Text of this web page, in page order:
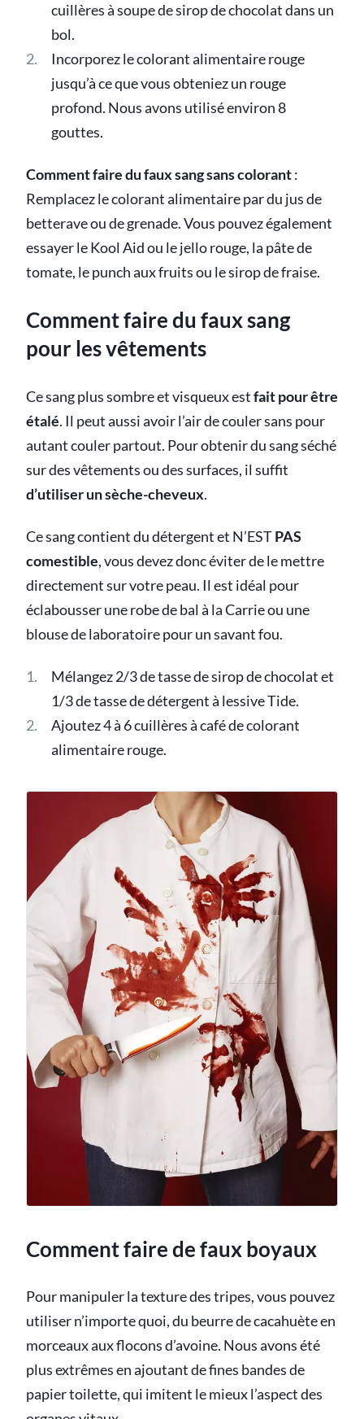
cuillères à soupe de sirop de chocolat dans un
bol.
Incorporez le colorant alimentaire rouge
jusqu’à ce que vous obteniez un rouge
profond. Nous avons utilisé environ 8
gouttes.
Comment faire du faux sang sans colorant:
Remplacez le colorant alimentaire par du jus de
betterave ou de grenade. Vous pouvez également
essayer le Kool Aid ou le jello rouge, la pâte de
tomate, le punch aux fruits ou le sirop de fraise.
Comment faire du faux sang
pour les vêtements
Ce sang plus sombre et visqueux estfait pour être
étalé. Il peut aussi avoir l’air de couler sans pour
autant couler partout. Pour obtenir du sang séché
sur des vêtements ou des surfaces, il suffit
d’utiliser un sèche-cheveux.
Ce sang contient du détergent et N’ESTPAS
comestible, vous devez donc éviter de le mettre
directement sur votre peau. Il est idéal pour
éclabousser une robe de bal à la Carrie ou une
blouse de laboratoire pour un savant fou.
Mélangez 2/3 de tasse de sirop de chocolat et
1/3 de tasse de détergent à lessive Tide.
Ajoutez 4 à 6 cuillères à café de colorant
alimentaire rouge.
Comment faire de faux boyaux
Pour manipuler la texture des tripes, vous pouvez
utiliser n’importe quoi, du beurre de cacahuète en
morceaux aux flocons d’avoine. Nous avons été
plus extrêmes en ajoutant de fines bandes de
papier toilette, qui imitent le mieux l’aspect des